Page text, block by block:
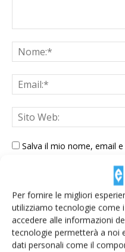
Per fornire le migliori
utilizziamo tecnologie come
accedere alle informazioni
tecnologie permetterà a noi
dati personali come il
Salva il mio nome, email